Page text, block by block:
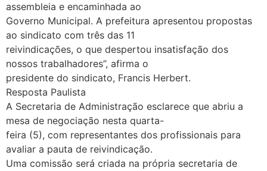
assembleia e encaminhada ao
Governo Municipal. A prefeitura apresentou propostas
ao sindicato com três das 11
reivindicações, o que despertou insatisfação dos
nossos trabalhadores”, afirma o
presidente do sindicato, Francis Herbert.
Resposta Paulista
A Secretaria de Administração esclarece que abriu a
mesa de negociação nesta quarta-
feira (5), com representantes dos profissionais para
avaliar a pauta de reivindicação.
Uma comissão será criada na própria secretaria de